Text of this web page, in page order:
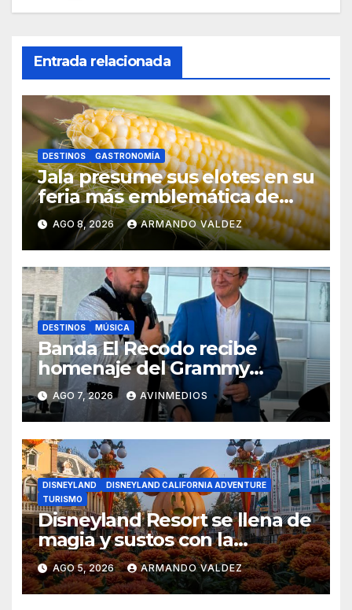
Entrada relacionada
DESTINOS GASTRONOMÍA
Jala presume sus elotes en su
feria más emblemática de
Nayarit
AGO 8, 2026 ARMANDO VALDEZ
DESTINOS MÚSICA
Banda El Recodo recibe
homenaje del Grammy
Museum con exhibición
especial
AGO 7, 2026 AVINMEDIOS
DISNEYLAND
DISNEYLAND CALIFORNIA ADVENTURE
TURISMO
Disneyland Resort se llena de
magia y sustos con la
temporada de Halloween
2026
AGO 5, 2026 ARMANDO VALDEZ